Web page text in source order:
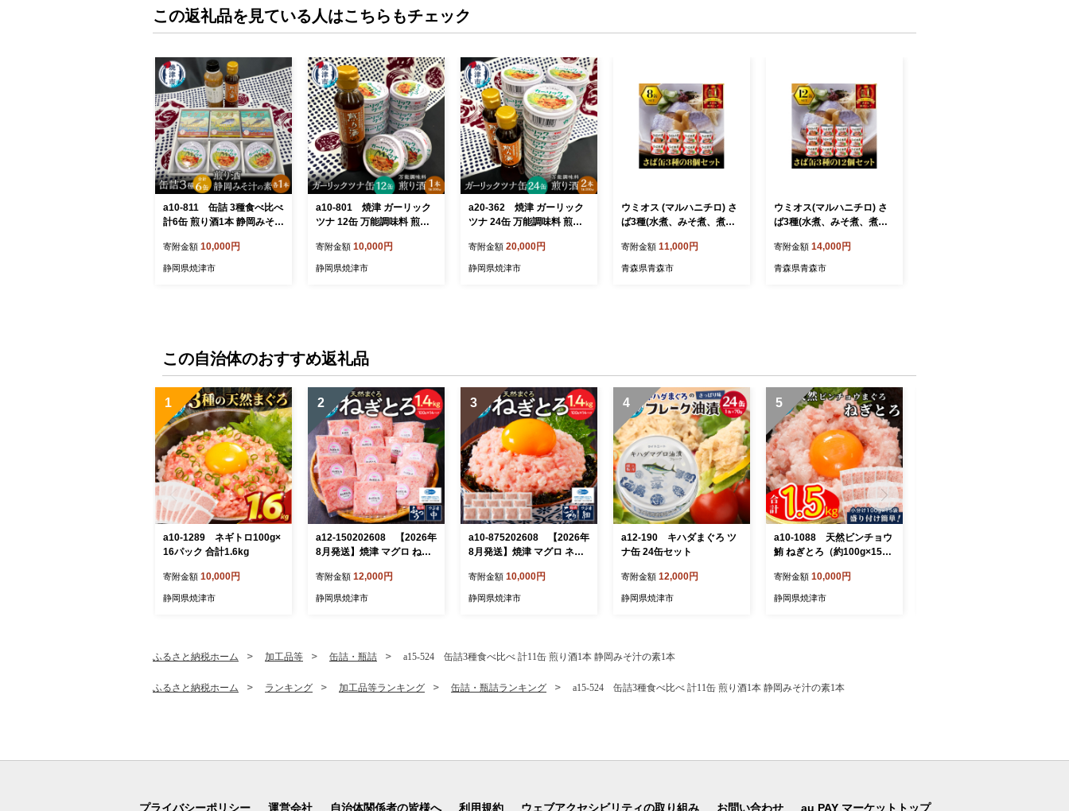
この返礼品を見ている人はこちらもチェック
a10-811 缶詰 3種食べ比べ
計6缶 煎り酒1本 静岡みそ汁
寄附金額 10,000円
静岡県焼津市
a10-801 焼津 ガーリック
ツナ 12缶 万能調味料 煎り
寄附金額 10,000円
静岡県焼津市
a20-362 焼津 ガーリック
ツナ 24缶 万能調味料 煎り
寄附金額 20,000円
静岡県焼津市
ウミオス (マルハニチロ) さ
ば3種(水煮、みそ煮、煮付)
るさと納税【1658969】
寄附金額 11,000円
青森県青森市
ウミオス(マルハニチロ) さ
ば3種(水煮、みそ煮、煮付)
るさと納税【1658984】
寄附金額 14,000円
青森県青森市
この自治体のおすすめ返礼品
1
a10-1289 ネギトロ100g×
16パック 合計1.6kg
寄附金額 10,000円
静岡県焼津市
2
a12-150202608 【2026年
8月発送】焼津 マグロ ねぎ
寄附金額 12,000円
静岡県焼津市
3
a10-875202608 【2026年
8月発送】焼津 マグロ ネギ
寄附金額 10,000円
静岡県焼津市
4
a12-190 キハダまぐろ ツ
ナ缶 24缶セット
寄附金額 12,000円
静岡県焼津市
5
a10-1088 天然ビンチョウ
鮪 ねぎとろ（約100g×15
寄附金額 10,000円
静岡県焼津市
ふるさと納税ホーム 加工品等 缶詰・瓶詰 a15-524 缶詰3種食べ比べ 計11缶 煎り酒1本 静岡みそ汁の素1本
ふるさと納税ホーム ランキング 加工品等ランキング 缶詰・瓶詰ランキング a15-524 缶詰3種食べ比べ 計11缶 煎り酒1本 静岡みそ汁の素1本
プライバシーポリシー 運営会社 自治体関係者の皆様へ 利用規約 ウェブアクセシビリティの取り組み お問い合わせ au PAY マーケットトップ